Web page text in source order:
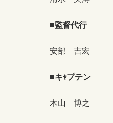
■監督代行
安部 吉宏
■キｬプテン
木山 博之